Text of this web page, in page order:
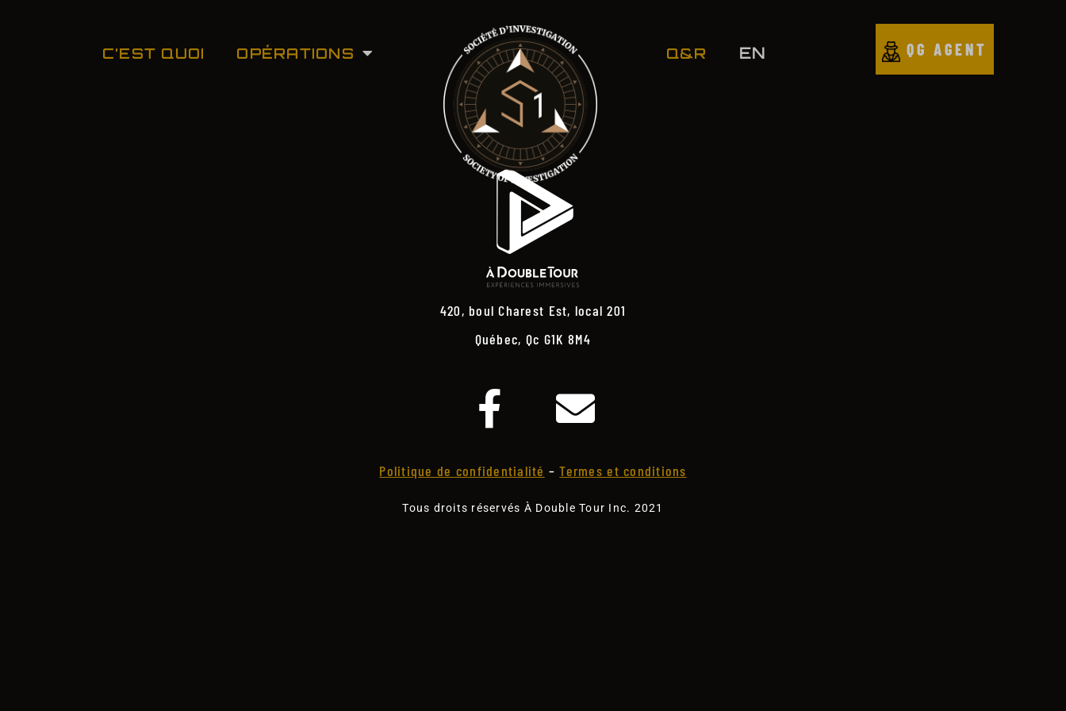
C’EST QUOI OPÉRATIONS Q&R EN QG AGENT
420, boul Charest Est, local 201
Québec, Qc G1K 8M4
Politique de confidentialité –Termes et conditions
Tous droits réservés À Double Tour Inc. 2021